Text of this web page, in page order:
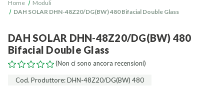
Home
Moduli
DAH SOLAR DHN-48Z20/DG(BW) 480 Bifacial Double Glass
DAH SOLAR DHN-48Z20/DG(BW) 480
Bifacial Double Glass
(Non ci sono ancora recensioni)
Cod. Produttore: DHN-48Z20/DG(BW) 480